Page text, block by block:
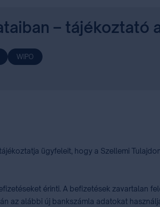
–
WIPO
ügyfeleit, hogy a Szellemi
érinti. A befizetések zavartalan
az alábbi új bankszámla adatokat